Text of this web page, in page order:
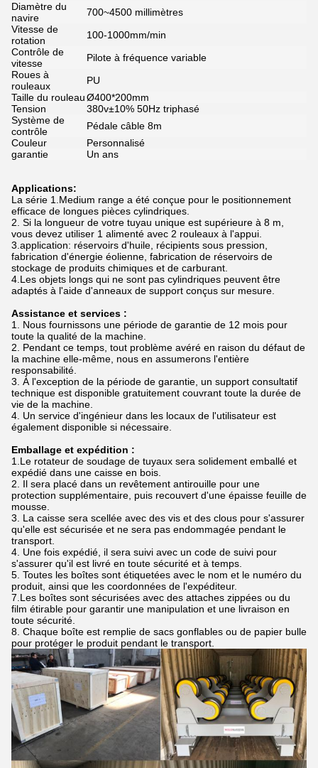
Diamètre du
navire
700~4500 millimètres
Vitesse de
rotation
100-1000mm/min
Contrôle de
vitesse
Pilote à fréquence variable
Roues à
rouleaux
PU
Taille du rouleauØ400*200mm
Tension
380v±10% 50Hz triphasé
Système de
contrôle
Pédale câble 8m
Couleur
Personnalisé
garantie
Un ans
Applications:
La série 1.Medium range a été conçue pour le positionnement
efficace de longues pièces cylindriques.
2. Si la longueur de votre tuyau unique est supérieure à 8 m,
vous devez utiliser 1 alimenté avec 2 rouleaux à l'appui.
3.application: réservoirs d'huile, récipients sous pression,
fabrication d'énergie éolienne, fabrication de réservoirs de
stockage de produits chimiques et de carburant.
4.Les objets longs qui ne sont pas cylindriques peuvent être
adaptés à l'aide d'anneaux de support conçus sur mesure.
Assistance et services :
1. Nous fournissons une période de garantie de 12 mois pour
toute la qualité de la machine.
2. Pendant ce temps, tout problème avéré en raison du défaut de
la machine elle-même, nous en assumerons l'entière
responsabilité.
3. À l'exception de la période de garantie, un support consultatif
technique est disponible gratuitement couvrant toute la durée de
vie de la machine.
4. Un service d'ingénieur dans les locaux de l'utilisateur est
également disponible si nécessaire.
Emballage et expédition :
1.Le rotateur de soudage de tuyaux sera solidement emballé et
expédié dans une caisse en bois.
2. Il sera placé dans un revêtement antirouille pour une
protection supplémentaire, puis recouvert d'une épaisse feuille de
mousse.
3. La caisse sera scellée avec des vis et des clous pour s'assurer
qu'elle est sécurisée et ne sera pas endommagée pendant le
transport.
4. Une fois expédié, il sera suivi avec un code de suivi pour
s'assurer qu'il est livré en toute sécurité et à temps.
5. Toutes les boîtes sont étiquetées avec le nom et le numéro du
produit, ainsi que les coordonnées de l'expéditeur.
7.Les boîtes sont sécurisées avec des attaches zippées ou du
film étirable pour garantir une manipulation et une livraison en
toute sécurité.
8. Chaque boîte est remplie de sacs gonflables ou de papier bulle
pour protéger le produit pendant le transport.